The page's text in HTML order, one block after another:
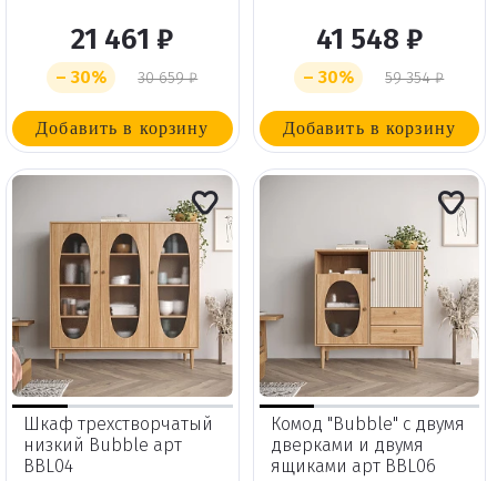
21 461 ₽
– 30% 30 659 ₽
Добавить в корзину
41 548 ₽
– 30% 59 354 ₽
Добавить в корзину
Шкаф трехстворчатый
низкий Bubble арт
BBL04
Комод "Bubble" с двумя
дверками и двумя
ящиками арт BBL06